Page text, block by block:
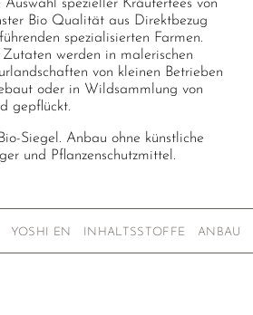
Auswahl spezieller Kräutertees von
Bio Qualität aus Direktbezug
spezialisierten Farmen.
werden in malerischen
von kleinen Betrieben
oder in Wildsammlung von
gepflückt.
Siegel. Anbau ohne künstliche
und Pflanzenschutzmittel.
YOSHI EN INHALTSSTOFFE ANBAU